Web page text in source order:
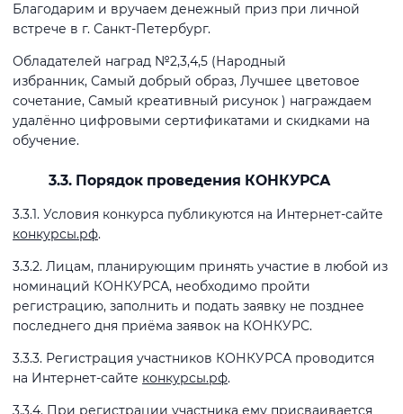
Благодарим и вручаем денежный приз при личной
встрече в г. Санкт-Петербург.
Обладателей наград №2,3,4,5 (Народный
избранник, Самый добрый образ, Лучшее цветовое
сочетание, Самый креативный рисунок ) награждаем
удалённо цифровыми сертификатами и скидками на
обучение.
3.3. Порядок проведения КОНКУРСА
3.3.1. Условия конкурса публикуются на Интернет-сайте
конкурсы.рф.
3.3.2. Лицам, планирующим принять участие в любой из
номинаций КОНКУРСА, необходимо пройти
регистрацию, заполнить и подать заявку не позднее
последнего дня приёма заявок на КОНКУРС.
3.3.3. Регистрация участников КОНКУРСА проводится
на Интернет-сайте конкурсы.рф.
3.3.4. При регистрации участника ему присваивается